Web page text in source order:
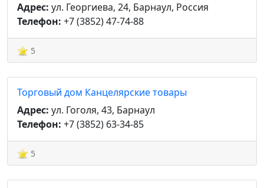
Адрес: ул. Георгиева, 24, Барнаул, Россия
Телефон: +7 (3852) 47-74-88
5
Торговый дом Канцелярские товары
Адрес: ул. Гоголя, 43, Барнаул
Телефон: +7 (3852) 63-34-85
5